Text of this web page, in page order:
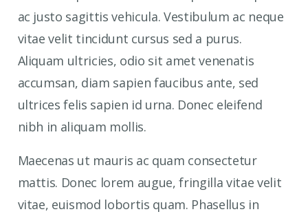
ac justo sagittis vehicula. Vestibulum ac neque
vitae velit tincidunt cursus sed a purus.
Aliquam ultricies, odio sit amet venenatis
accumsan, diam sapien faucibus ante, sed
ultrices felis sapien id urna. Donec eleifend
nibh in aliquam mollis.
Maecenas ut mauris ac quam consectetur
mattis. Donec lorem augue, fringilla vitae velit
vitae, euismod lobortis quam. Phasellus in